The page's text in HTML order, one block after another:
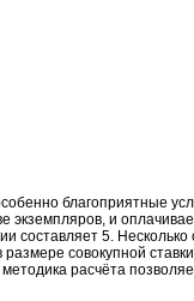
благоприятные
экземпляров, и
составляет 5.
размере совокупной
методика расчёта